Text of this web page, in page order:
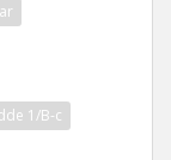
1/B-c